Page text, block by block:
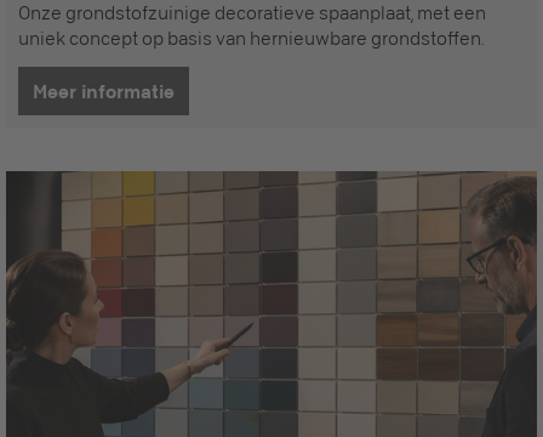
Onze grondstofzuinige decoratieve spaanplaat, met een
uniek concept op basis van hernieuwbare grondstoffen.
Meer informatie